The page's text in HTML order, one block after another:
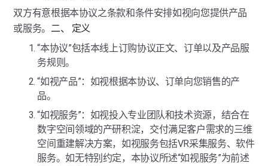
双方有意根据本协议之条款和条件安排如视向您提供产品
或服务。 二、 定义
“本协议”包括本线上订购协议正文、订单以及产品服
务规则。
“如视产品”：如视根据本协议、订单向您销售的产
品。
“如视服务”：如视投入专业团队和技术资源，结合在
数字空间领域的产研积淀，交付满足客户需求的三维
空间重建解决方案，如视服务包括VR采集服务、软件
服务。如无特别约定，本协议所述“如视服务”为前述